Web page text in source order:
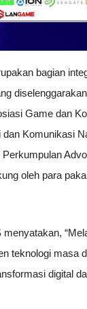
bagian
Game dan
Komunikasi
oleh para
teknologi masa
digital